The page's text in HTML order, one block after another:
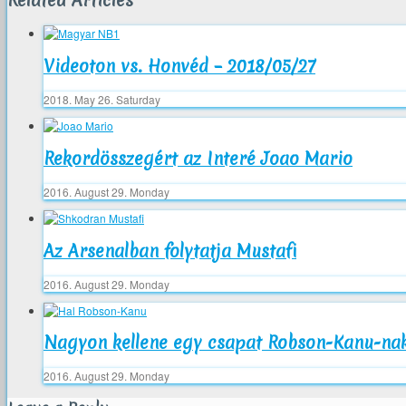
Videoton vs. Honvéd – 2018/05/27
2018. May 26. Saturday
Rekordösszegért az Interé Joao Mario
2016. August 29. Monday
Az Arsenalban folytatja Mustafi
2016. August 29. Monday
Nagyon kellene egy csapat Robson-Kanu-
2016. August 29. Monday